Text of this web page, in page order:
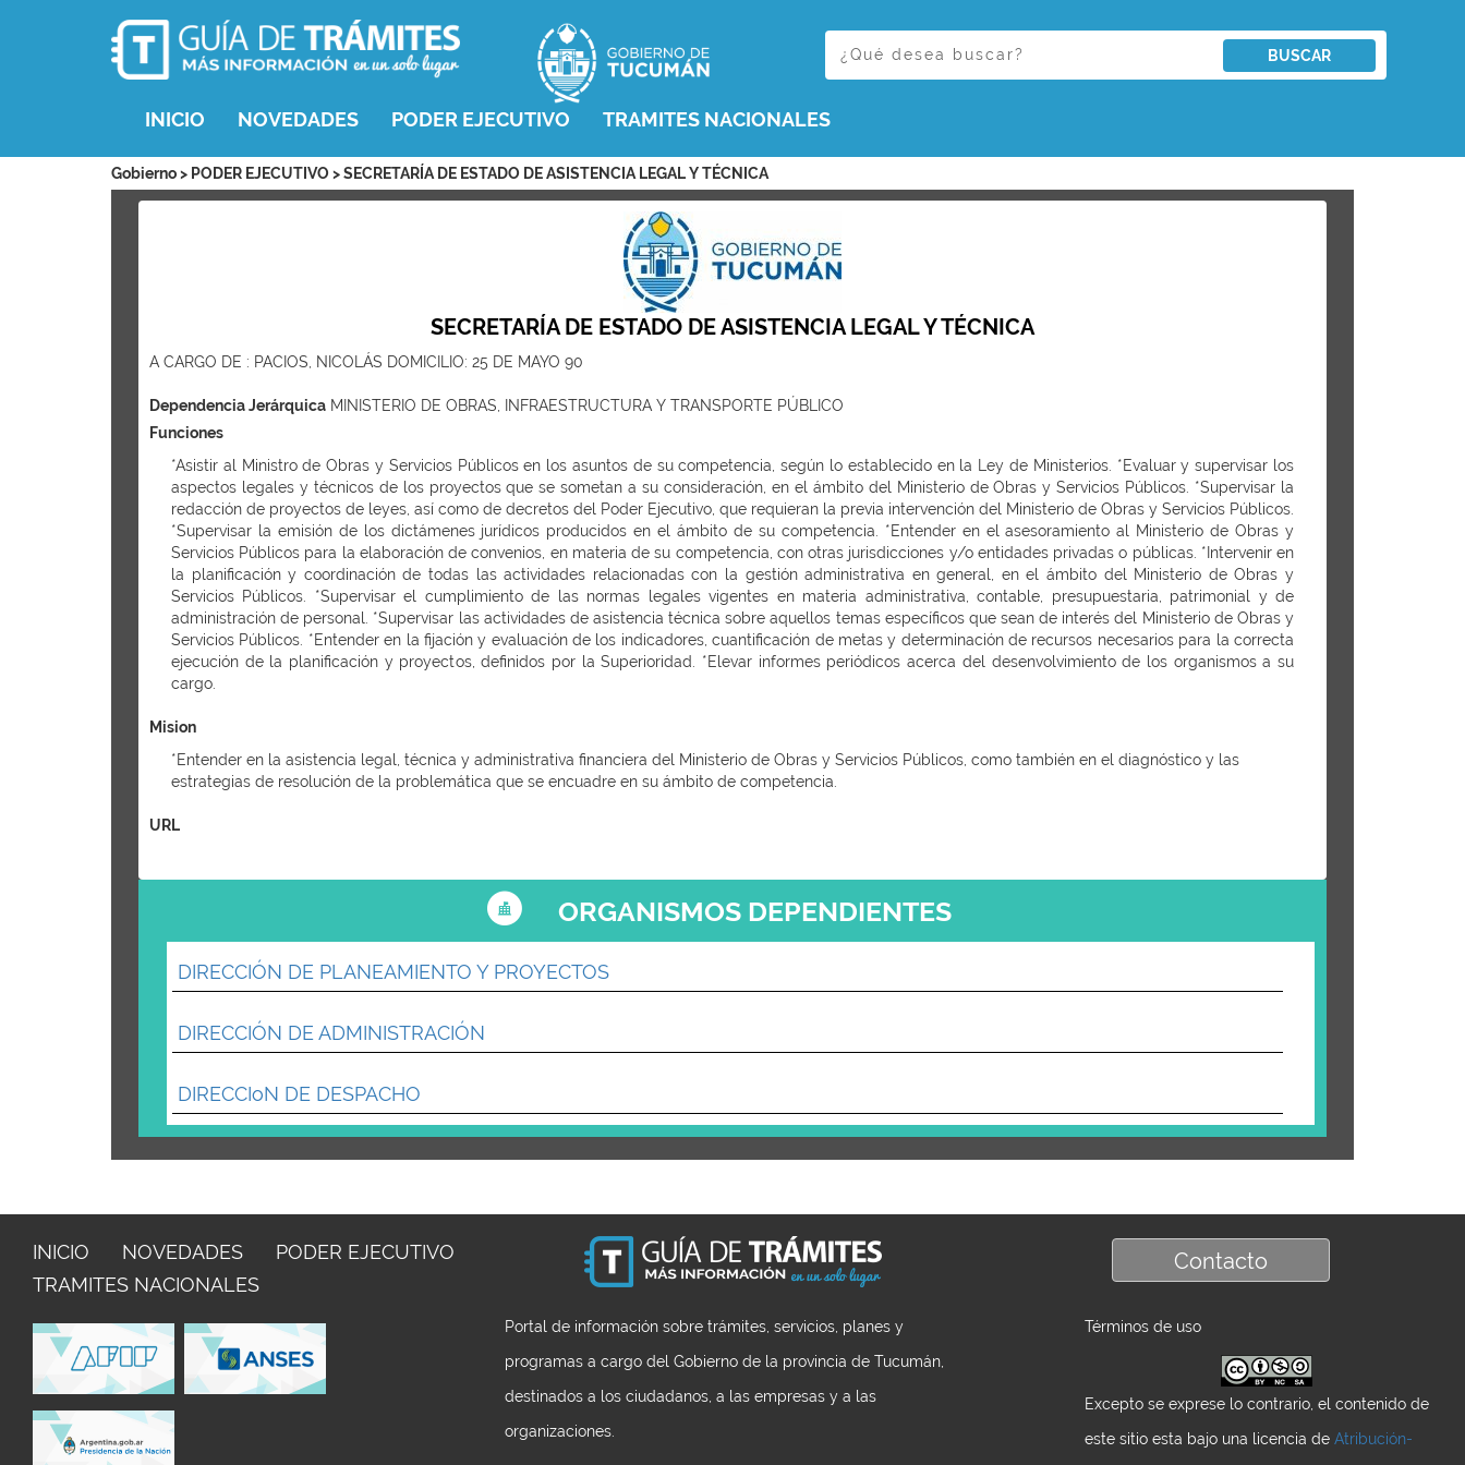
BUSCAR
INICIO NOVEDADES PODER EJECUTIVO TRAMITES NACIONALES
Gobierno > PODER EJECUTIVO > SECRETARÍA DE ESTADO DE ASISTENCIA LEGAL Y TÉCNICA
SECRETARÍA DE ESTADO DE ASISTENCIA LEGAL Y TÉCNICA
A CARGO DE : PACIOS, NICOLÁS DOMICILIO: 25 DE MAYO 90
Dependencia Jerárquica MINISTERIO DE OBRAS, INFRAESTRUCTURA Y TRANSPORTE PÚBLICO
Funciones
*Asistir al Ministro de Obras y Servicios Públicos en los asuntos de su competencia, según lo establecido en la Ley de Ministerios. *Evaluar y supervisar los
aspectos legales y técnicos de los proyectos que se sometan a su consideración, en el ámbito del Ministerio de Obras y Servicios Públicos. *Supervisar la
redacción de proyectos de leyes, así como de decretos del Poder Ejecutivo, que requieran la previa intervención del Ministerio de Obras y Servicios Públicos.
*Supervisar la emisión de los dictámenes jurídicos producidos en el ámbito de su competencia. *Entender en el asesoramiento al Ministerio de Obras y
Servicios Públicos para la elaboración de convenios, en materia de su competencia, con otras jurisdicciones y/o entidades privadas o públicas. *Intervenir en
la planificación y coordinación de todas las actividades relacionadas con la gestión administrativa en general, en el ámbito del Ministerio de Obras y
Servicios Públicos. *Supervisar el cumplimiento de las normas legales vigentes en materia administrativa, contable, presupuestaria, patrimonial y de
administración de personal. *Supervisar las actividades de asistencia técnica sobre aquellos temas específicos que sean de interés del Ministerio de Obras y
Servicios Públicos. *Entender en la fijación y evaluación de los indicadores, cuantificación de metas y determinación de recursos necesarios para la correcta
ejecución de la planificación y proyectos, definidos por la Superioridad. *Elevar informes periódicos acerca del desenvolvimiento de los organismos a su
cargo.
Mision
*Entender en la asistencia legal, técnica y administrativa financiera del Ministerio de Obras y Servicios Públicos, como también en el diagnóstico y las
estrategias de resolución de la problemática que se encuadre en su ámbito de competencia.
URL
ORGANISMOS DEPENDIENTES
DIRECCIÓN DE PLANEAMIENTO Y PROYECTOS
DIRECCIÓN DE ADMINISTRACIÓN
DIRECCIoN DE DESPACHO
INICIO NOVEDADES
PODER EJECUTIVO
TRAMITES NACIONALES
Portal de información sobre trámites, servicios, planes y
programas a cargo del Gobierno de la provincia de Tucumán,
destinados a los ciudadanos, a las empresas y a las
organizaciones.
Contacto
Términos de uso
Excepto se exprese lo contrario, el contenido de
este sitio esta bajo una licencia de Atribución-